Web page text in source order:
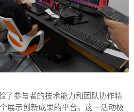
了参与者的技术能力和团队协作精
展示创新成果的平台。这一活动极